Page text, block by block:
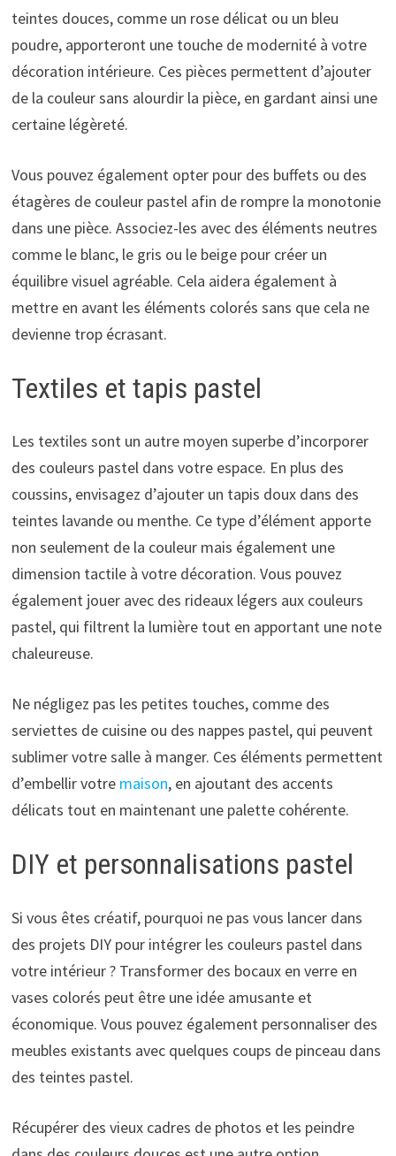
teintes douces, comme un rose délicat ou un bleu
poudre, apporteront une touche de modernité à votre
décoration intérieure. Ces pièces permettent d’ajouter
de la couleur sans alourdir la pièce, en gardant ainsi une
certaine légèreté.
Vous pouvez également opter pour des buffets ou des
étagères de couleur pastel afin de rompre la monotonie
dans une pièce. Associez-les avec des éléments neutres
comme le blanc, le gris ou le beige pour créer un
équilibre visuel agréable. Cela aidera également à
mettre en avant les éléments colorés sans que cela ne
devienne trop écrasant.
Textiles et tapis pastel
Les textiles sont un autre moyen superbe d’incorporer
des couleurs pastel dans votre espace. En plus des
coussins, envisagez d’ajouter un tapis doux dans des
teintes lavande ou menthe. Ce type d’élément apporte
non seulement de la couleur mais également une
dimension tactile à votre décoration. Vous pouvez
également jouer avec des rideaux légers aux couleurs
pastel, qui filtrent la lumière tout en apportant une note
chaleureuse.
Ne négligez pas les petites touches, comme des
serviettes de cuisine ou des nappes pastel, qui peuvent
sublimer votre salle à manger. Ces éléments permettent
d’embellir votre maison, en ajoutant des accents
délicats tout en maintenant une palette cohérente.
DIY et personnalisations pastel
Si vous êtes créatif, pourquoi ne pas vous lancer dans
des projets DIY pour intégrer les couleurs pastel dans
votre intérieur ? Transformer des bocaux en verre en
vases colorés peut être une idée amusante et
économique. Vous pouvez également personnaliser des
meubles existants avec quelques coups de pinceau dans
des teintes pastel.
Récupérer des vieux cadres de photos et les peindre